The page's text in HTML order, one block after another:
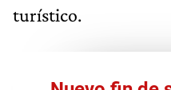
turístico.